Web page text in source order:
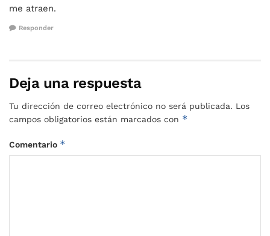
me atraen.
Responder
Deja una respuesta
Tu dirección de correo electrónico no será publicada. Los
campos obligatorios están marcados con *
Comentario *